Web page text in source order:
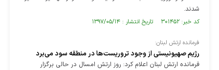
شدند.
کد خبر: ۳۰۱۴۵۲ تاریخ انتشار : ۱۳۹۷/۰۵/۱۴
فرمانده ارتش لبنان:
رژیم صهیونیستی از وجود تروریست‌ها در منطقه سود می‌برد
فرمانده ارتش لبنان اعلام کرد: روز ارتش امسال در حالی برگزار